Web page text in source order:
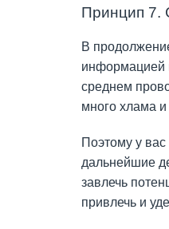
Принцип 7.
В
информацией
среднем
много хлама
Поэтому у вас
дальнейшие
завлечь
привлечь и